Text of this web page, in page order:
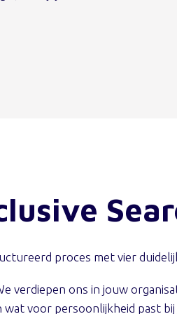
proces met vier
verdiepen ons in jouw
wat voor persoonlijkheid past